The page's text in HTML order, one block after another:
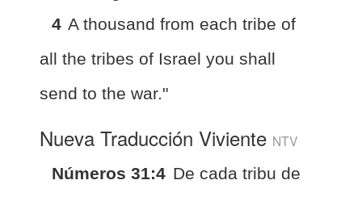
4 A thousand from each tribe of
all the tribes of Israel you shall
send to the war."
Nueva Traducción Viviente NTV
Números 31:4 De cada tribu de